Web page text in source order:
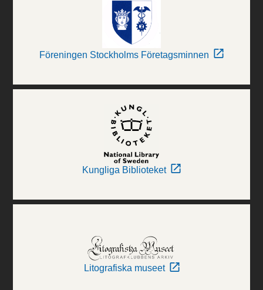
Föreningen Stockholms Företagsminnen
Kungliga Biblioteket
Litografiska museet